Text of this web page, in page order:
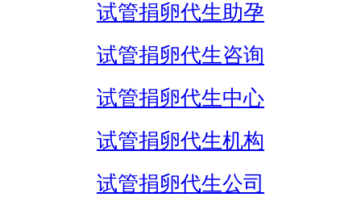
试管捐卵代生助孕
试管捐卵代生咨询
试管捐卵代生中心
试管捐卵代生机构
试管捐卵代生公司